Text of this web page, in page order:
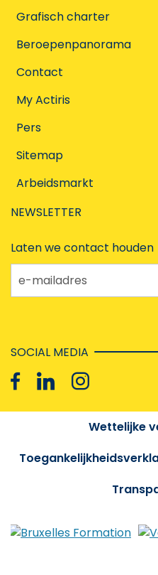
Grafisch charter
Beroepenpanorama
Contact
My Actiris
Pers
Sitemap
Arbeidsmarkt
NEWSLETTER
Laten we contact houden
e-mailadres
SOCIAL MEDIA
Wettelijke